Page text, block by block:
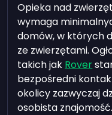
Opieka nad
wymaga
domów, w których
ze zwierzętami.
takich jak Rover
bezpośredni
okolicy zazwyczaj
osobista znajomość.